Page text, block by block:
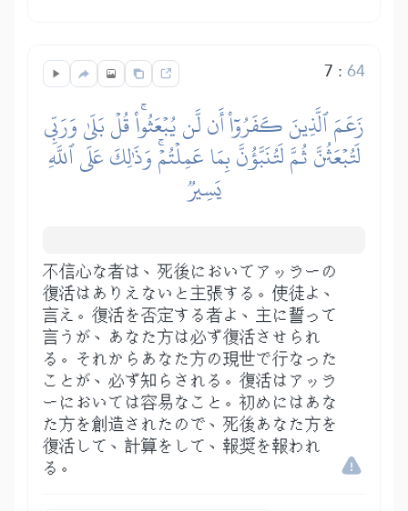
7 :64
زَعَمَ ٱلَّذِينَ كَفَرُوٓاْ أَن لَّن يُبۡعَثُواْۚ قُلۡ بَلَىٰ وَرَبِّي
لَتُبۡعَثُنَّ ثُمَّ لَتُنَبَّؤُنَّ بِمَا عَمِلۡتُمۡۚ وَذَٰلِكَ عَلَى ٱللَّهِ
يَسِيرٞ
不信心な者は、死後においてアッラーの
復活はありえないと主張する。使徒よ、
言え。復活を否定する者よ、主に誓って
言うが、あなた方は必ず復活させられ
る。それからあなた方の現世で行なった
ことが、必ず知らされる。復活はアッラ
ーにおいては容易なこと。初めにはあな
た方を創造されたので、死後あなた方を
復活して、計算をして、報奨を報われ
る。